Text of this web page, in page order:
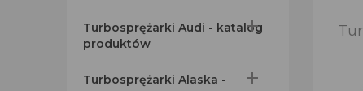
Turbosprężarki Audi - katalog
produktów

Turbosprężarki Alaska -
